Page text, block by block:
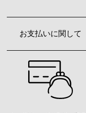
お支払いに関して